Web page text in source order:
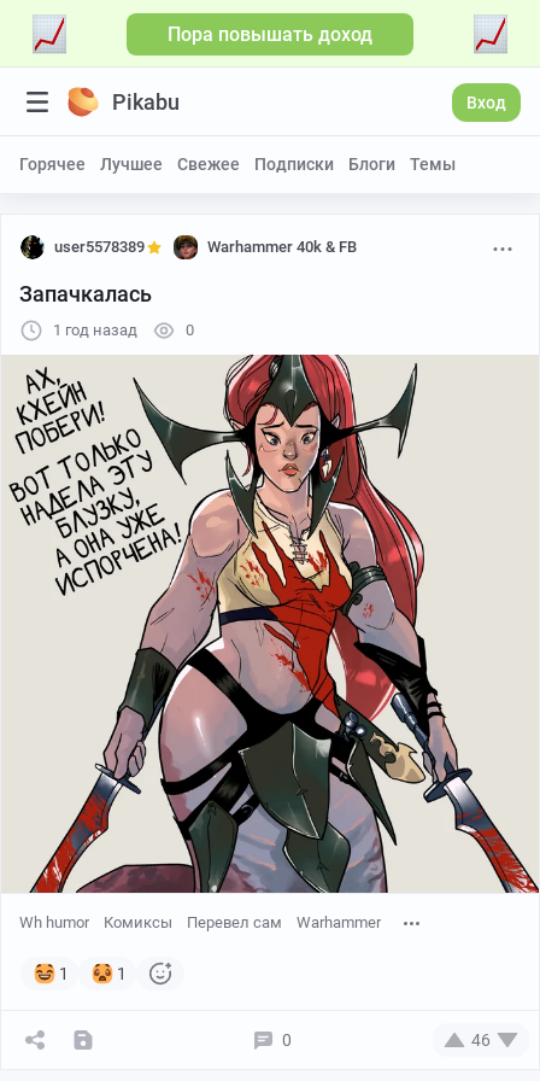
Пора повышать доход
Pikabu Вход
Горячее Лучшее Свежее Подписки Блоги Темы
user5578389 Warhammer 40k & FB
Запачкалась
1 год назад 0
Wh humor Комиксы Перевел сам Warhammer
1 1
0 46